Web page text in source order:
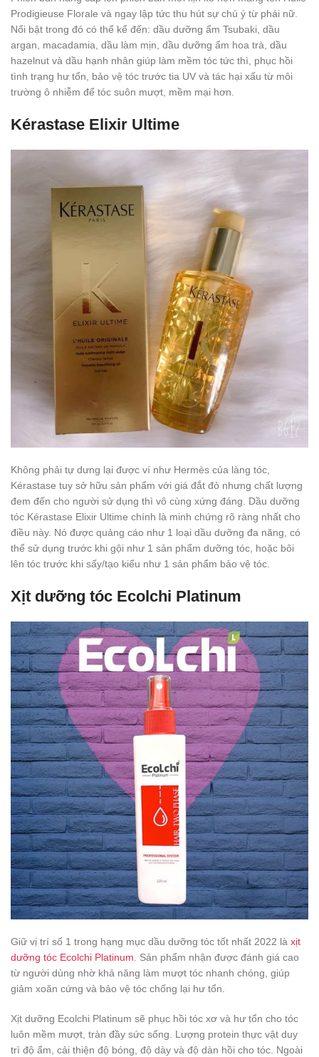
Prodigieuse Florale và ngay lập tức thu hút sự chú ý từ phái nữ.
Nổi bật trong đó có thể kể đến: dầu dưỡng ẩm Tsubaki, dầu
argan, macadamia, dầu làm mịn, dầu dưỡng ẩm hoa trà, dầu
hazelnut và dầu hạnh nhân giúp làm mềm tóc tức thì, phục hồi
tình trạng hư tổn, bảo vệ tóc trước tia UV và tác hại xấu từ môi
trường ô nhiễm để tóc suôn mượt, mềm mại hơn.
Kérastase Elixir Ultime
Không phải tự dưng lại được ví như Hermès của làng tóc,
Kérastase tuy sở hữu sản phẩm với giá đắt đỏ nhưng chất lượng
đem đến cho người sử dụng thì vô cùng xứng đáng. Dầu dưỡng
tóc Kérastase Elixir Ultime chính là minh chứng rõ ràng nhất cho
điều này. Nó được quảng cáo như 1 loại dầu dưỡng đa năng, có
thể sử dụng trước khi gội như 1 sản phẩm dưỡng tóc, hoặc bôi
lên tóc trước khi sấy/tạo kiểu như 1 sản phẩm bảo vệ tóc.
Xịt dưỡng tóc Ecolchi Platinum
Giữ vị trí số 1 trong hạng mục dầu dưỡng tóc tốt nhất 2022 là xịt
dưỡng tóc Ecolchi Platinum . Sản phẩm nhận được đánh giá cao
từ người dùng nhờ khả năng làm mượt tóc nhanh chóng, giúp
giảm xoăn cứng và bảo vệ tóc chống lại hư tổn.
Xịt dưỡng Ecolchi Platinum sẽ phục hồi tóc xơ và hư tổn cho tóc
luôn mềm mượt, tràn đầy sức sống. Lượng protein thực vật duy
trì độ ẩm, cải thiện độ bóng, độ dày và độ dàn hồi cho tóc. Ngoài